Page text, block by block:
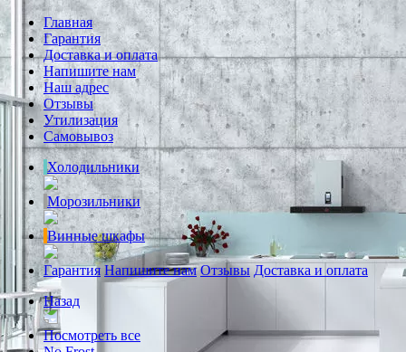
Главная
Гарантия
Доставка и оплата
Напишите нам
Наш адрес
Отзывы
Утилизация
Самовывоз
Холодильники
Морозильники
Винные шкафы
Гарантия Напишите нам Отзывы Доставка и оплата
Назад
Посмотреть все